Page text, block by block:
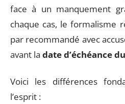
face à un manquement
chaque cas, le formalisme
par recommandé avec
avant la date d’échéance
Voici les différences
l’esprit :